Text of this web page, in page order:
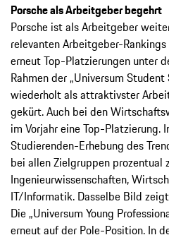
Porsche als Arbeitgeber begehrt
Porsche ist als Arbeitgeber
relevanten Arbeitgeber-
erneut Top-Platzierungen unter
Rahmen der „Universum
wiederholt als attraktivster
gekürt. Auch bei den
im Vorjahr eine Top-Platzierung.
Studierenden-Erhebung des
bei allen Zielgruppen prozentual
Ingenieurwissenschaften,
IT/Informatik. Dasselbe Bild
Die „Universum Young
erneut auf der Pole-Position. In